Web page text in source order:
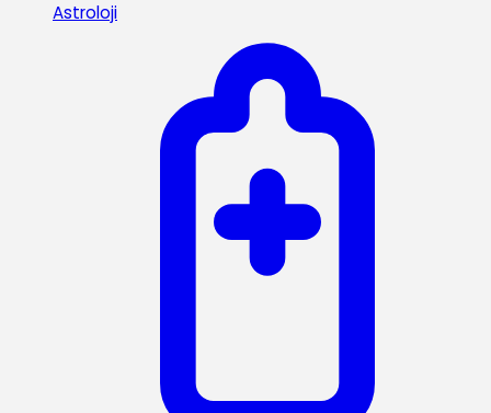
Astroloji